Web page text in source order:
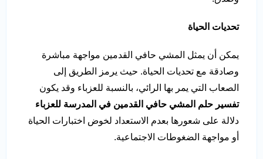
تحديات الحياة
يمكن أن يمثل المشي حافي القدمين مواجهة مباشرة
وصادقة مع تحديات الحياة. حيث يرمز الطريق إلى
الصعاب التي يمر بها الرائي، بالنسبة للعزباء وقد يكون
تفسير حلم المشي حافي القدمين في المدرسة للعزباء
دلالة على شعورها بعدم الاستعداد لخوض اختبارات الحياة
أو مواجهة الضغوطات الاجتماعية.